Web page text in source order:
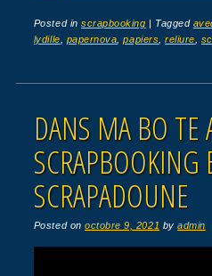
Posted inscrapbooking | Tagged
lydille
papernova ,papiers ,reliure
DANS MA BO TE
SCRAPBOOKING
SCRAPADOUNE
Posted onoctobre 9, 2021 byadmin